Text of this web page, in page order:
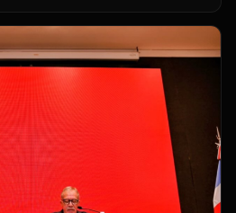
semanas comenzaron […]